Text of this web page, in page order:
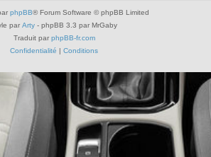
phpBB® Forum Software © phpBB Limited
par Arty - phpBB 3.3 par MrGaby
Traduit par phpBB-fr.com
Confidentialité | Conditions